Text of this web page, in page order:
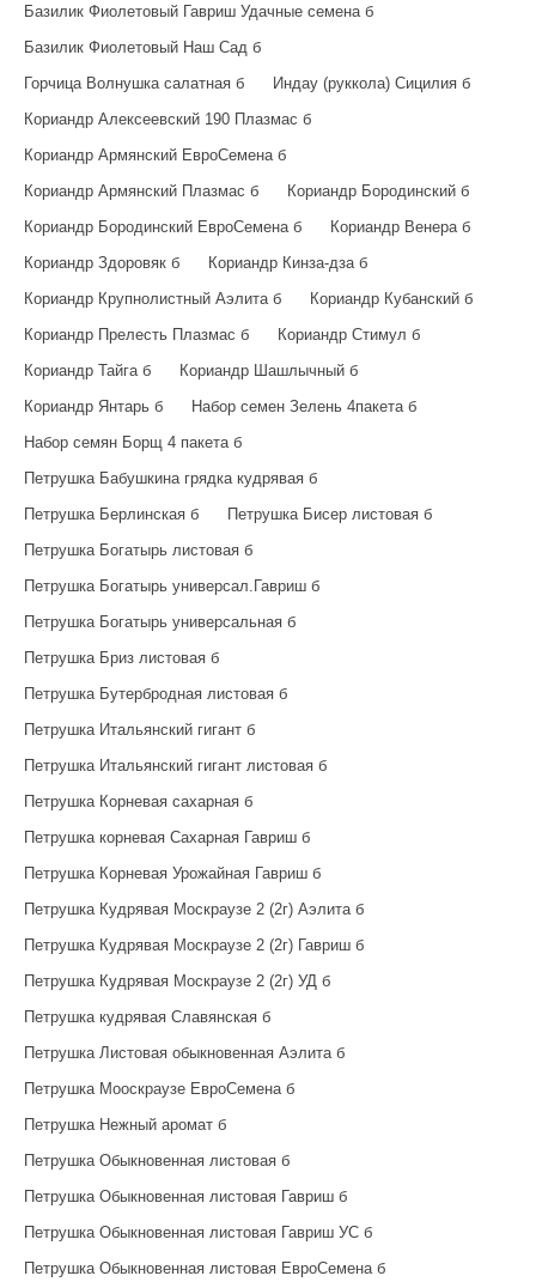
Базилик Фиолетовый Гавриш Удачные семена б
Базилик Фиолетовый Наш Сад б
Горчица Волнушка салатная б
Индау (руккола) Сицилия б
Кориандр Алексеевский 190 Плазмас б
Кориандр Армянский ЕвроСемена б
Кориандр Армянский Плазмас б
Кориандр Бородинский б
Кориандр Бородинский ЕвроСемена б
Кориандр Венера б
Кориандр Здоровяк б
Кориандр Кинза-дза б
Кориандр Крупнолистный Аэлита б
Кориандр Кубанский б
Кориандр Прелесть Плазмас б
Кориандр Стимул б
Кориандр Тайга б
Кориандр Шашлычный б
Кориандр Янтарь б
Набор семен Зелень 4пакета б
Набор семян Борщ 4 пакета б
Петрушка Бабушкина грядка кудрявая б
Петрушка Берлинская б
Петрушка Бисер листовая б
Петрушка Богатырь листовая б
Петрушка Богатырь универсал.Гавриш б
Петрушка Богатырь универсальная б
Петрушка Бриз листовая б
Петрушка Бутербродная листовая б
Петрушка Итальянский гигант б
Петрушка Итальянский гигант листовая б
Петрушка Корневая сахарная б
Петрушка корневая Сахарная Гавриш б
Петрушка Корневая Урожайная Гавриш б
Петрушка Кудрявая Москраузе 2 (2г) Аэлита б
Петрушка Кудрявая Москраузе 2 (2г) Гавриш б
Петрушка Кудрявая Москраузе 2 (2г) УД б
Петрушка кудрявая Славянская б
Петрушка Листовая обыкновенная Аэлита б
Петрушка Мооскраузе ЕвроСемена б
Петрушка Нежный аромат б
Петрушка Обыкновенная листовая б
Петрушка Обыкновенная листовая Гавриш б
Петрушка Обыкновенная листовая Гавриш УС б
Петрушка Обыкновенная листовая ЕвроСемена б